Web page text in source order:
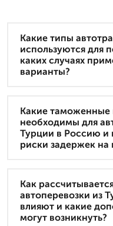
Какие типы
используются для
каких случаях
варианты?
Какие
необходимы для
Турции в Россию и
риски задержек на
Как
автоперевозки из
влияют и какие
могут возникнуть?